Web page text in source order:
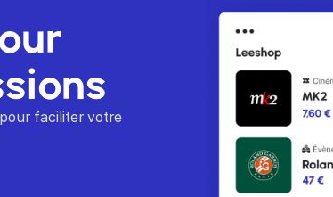
faciliter votre